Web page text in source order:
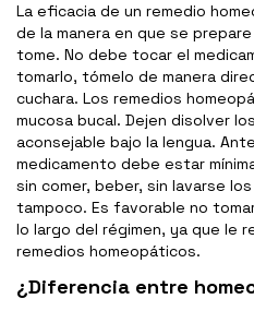
La eficacia de un remedio
de la manera en que se
tome. No debe tocar el
tomarlo, tómelo de manera
cuchara. Los remedios
mucosa bucal. Dejen disolver
aconsejable bajo la lengua.
medicamento debe estar
sin comer, beber, sin lavarse
tampoco. Es favorable no
lo largo del régimen, ya que le
remedios homeopáticos.
¿Diferencia entre